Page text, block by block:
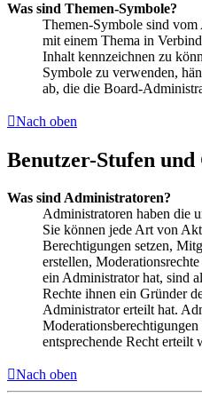
Was sind Themen-Symbole?
Themen-Symbole sind
mit einem Thema in
Inhalt kennzeichnen zu
Symbole zu verwenden,
ab, die die Board-
Nach oben
Benutzer-Stufen und
Was sind Administratoren?
Administratoren haben die
Sie können jede Art von
Berechtigungen setzen,
erstellen,
ein Administrator hat, sind
Rechte ihnen ein Gründer
Administrator erteilt hat.
entsprechende Recht erteilt
Nach oben